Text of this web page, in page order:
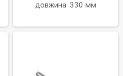
довжина: 330 мм